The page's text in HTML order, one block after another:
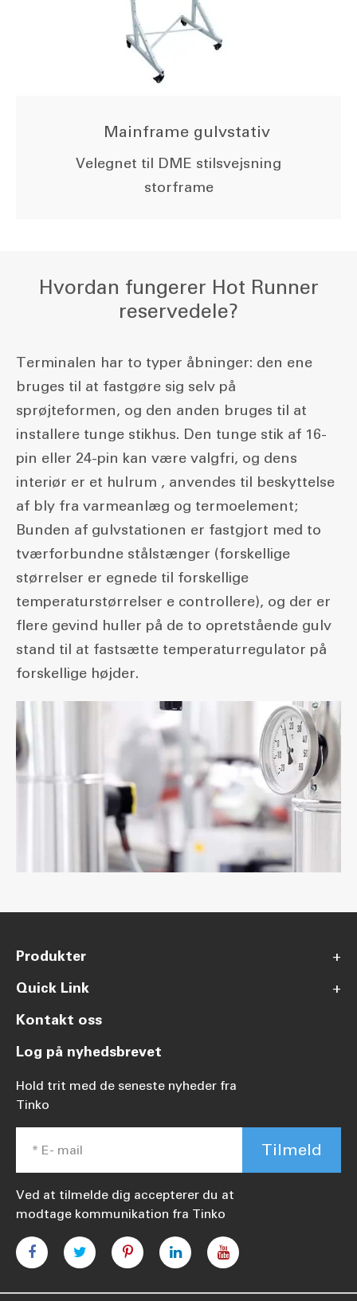
Mainframe gulvstativ
Velegnet til DME stilsvejsning
storframe
Hvordan fungerer Hot Runner
reservedele?
Terminalen har to typer åbninger: den ene
bruges til at fastgøre sig selv på
sprøjteformen, og den anden bruges til at
installere tunge stikhus. Den tunge stik af 16-
pin eller 24-pin kan være valgfri, og dens
interiør er et hulrum , anvendes til beskyttelse
af bly fra varmeanlæg og termoelement;
Bunden af gulvstationen er fastgjort med to
tværforbundne stålstænger (forskellige
størrelser er egnede til forskellige
temperaturstørrelser e controllere), og der er
flere gevind huller på de to opretstående gulv
stand til at fastsætte temperaturregulator på
forskellige højder.
Produkter
+
Quick Link
+
Kontakt oss
Log på nyhedsbrevet
Hold trit med de seneste nyheder fra
Tinko
Tilmeld
Ved at tilmelde dig accepterer du at
modtage kommunikation fra Tinko